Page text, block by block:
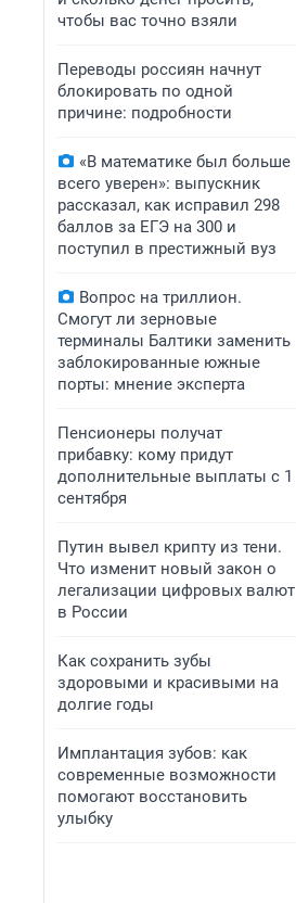
чтобы вас точно взяли
Переводы россиян начнут
блокировать по одной
причине: подробности
«В математике был больше
всего уверен»: выпускник
рассказал, как исправил 298
баллов за ЕГЭ на 300 и
поступил в престижный вуз
Вопрос на триллион.
Смогут ли зерновые
терминалы Балтики заменить
заблокированные южные
порты: мнение эксперта
Пенсионеры получат
прибавку: кому придут
дополнительные выплаты с 1
сентября
Путин вывел крипту из тени.
Что изменит новый закон о
легализации цифровых валют
в России
Как сохранить зубы
здоровыми и красивыми на
долгие годы
Имплантация зубов: как
современные возможности
помогают восстановить
улыбку